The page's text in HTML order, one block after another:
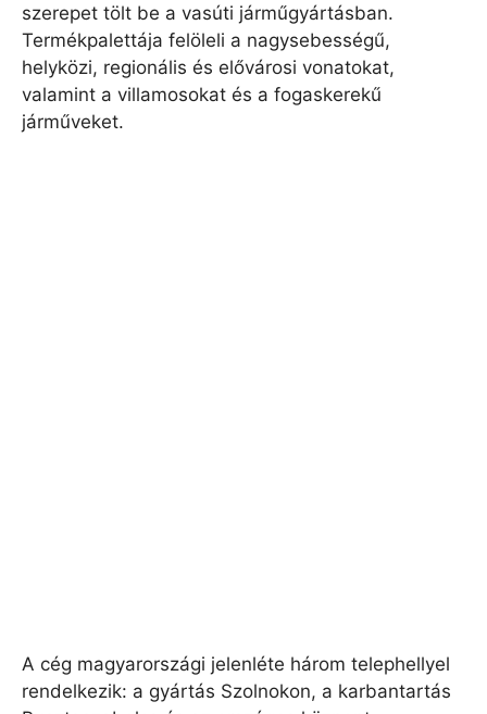
szerepet tölt be a vasúti járműgyártásban.
Termékpalettája felöleli a nagysebességű,
helyközi, regionális és elővárosi vonatokat,
valamint a villamosokat és a fogaskerekű
járműveket.
A cég magyarországi jelenléte három telephellyel
rendelkezik: a gyártás Szolnokon, a karbantartás